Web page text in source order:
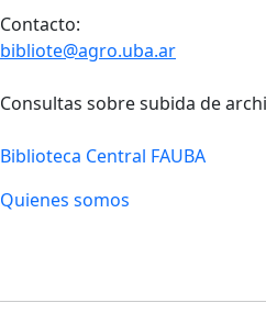
Contacto:
bibliote@agro.uba.ar
Consultas sobre subida de
Biblioteca Central FAUBA
Quienes somos